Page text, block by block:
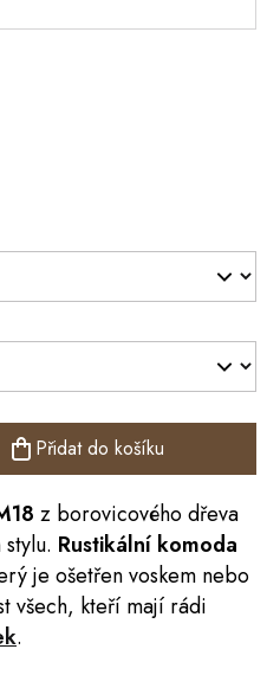
Přidat do košíku
z borovicového dřeva
Rustikální komoda
je ošetřen voskem nebo
všech, kteří mají rádi
.